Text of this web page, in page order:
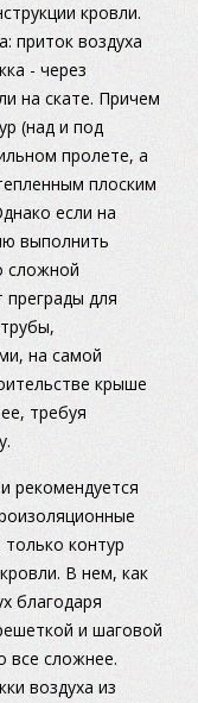
кровли.
приток воздуха
- через
на скате. Причем
(над и под
пролете, а
плоским
если на
выполнить
сложной
для
на самой
крыше
требуя
рекомендуется
контур
В нем, как
благодаря
и шаговой
все сложнее.
воздуха из